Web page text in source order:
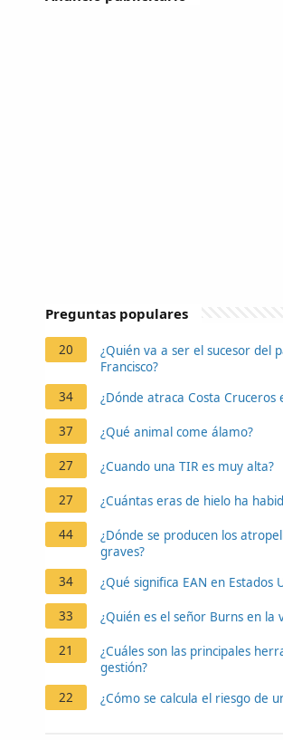
Preguntas populares
20
¿Quién va a ser el sucesor del
Francisco?
34
¿Dónde atraca Costa Cruceros
37 ¿Qué animal come álamo?
27 ¿Cuando una TIR es muy alta?
27 ¿Cuántas eras de hielo ha
44
¿Dónde se producen los
graves?
34
¿Qué significa EAN en Estados
33 ¿Quién es el señor Burns en la
21
¿Cuáles son las principales
gestión?
22
¿Cómo se calcula el riesgo de